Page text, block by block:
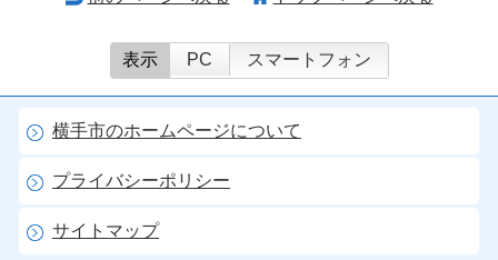
表示 PC スマートフォン
横手市のホームページについて
プライバシーポリシー
サイトマップ